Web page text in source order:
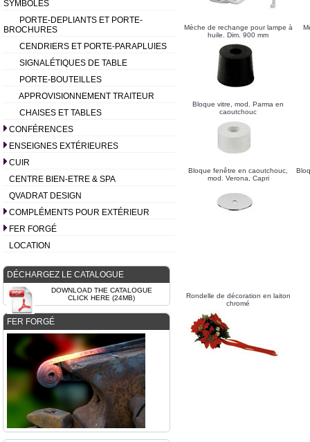
SYMBOLES
PORTE-DEPLIANTS ET PORTE-
BROCHURES
CENDRIERS ET PORTE-PARAPLUIES
SIGNALÉTIQUES DE TABLE
PORTE-BOUTEILLES
APPROVISIONNEMENT TRAITEUR
CHAISES ET TABLES
CONFÉRENCES
ENSEIGNES EXTÉRIEURES
CUIR
CENTRE BIEN-ETRE & SPA
QVADRAT DESIGN
COMPLÉMENTS POUR EXTÉRIEUR
FER FORGÉ
LOCATION
DÉCHARGEZ LE CATALOGUE
DOWNLOAD THE CATALOGUE
CLICK HERE (24MB)
FER FORGÉ
Mèche de rechange pour lampe à
huile. Dim. 900 mm
Bloque vitre, mod. Parma en
caoutchouc
Bloque fenêtre en caoutchouc,
mod. Verona, Capri
Rondelle de décoration en laiton
chromé